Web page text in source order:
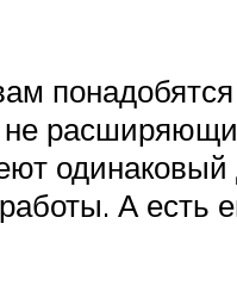
одинаковый
А есть